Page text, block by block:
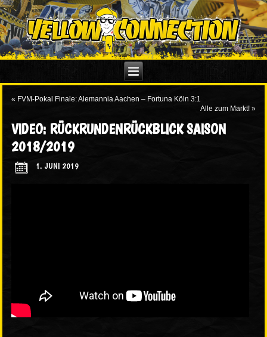
« FVM-Pokal Finale: Alemannia Aachen – Fortuna Köln 3:1
Alle zum Markt!»
VIDEO: RÜCKRUNDENRÜCKBLICK SAISON
2018/2019
1. JUNI 2019